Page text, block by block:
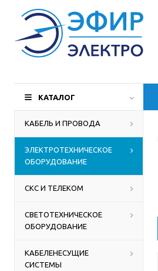
О компании
Доставка
Контакты
КАТАЛОГ
КАБЕЛЬ И ПРОВОДА
ЭЛЕКТРОТЕХНИЧЕСКОЕ
ОБОРУДОВАНИЕ
СКС И ТЕЛЕКОМ
СВЕТОТЕХНИЧЕСКОЕ
ОБОРУДОВАНИЕ
КАБЕЛЕНЕСУЩИЕ
СИСТЕМЫ